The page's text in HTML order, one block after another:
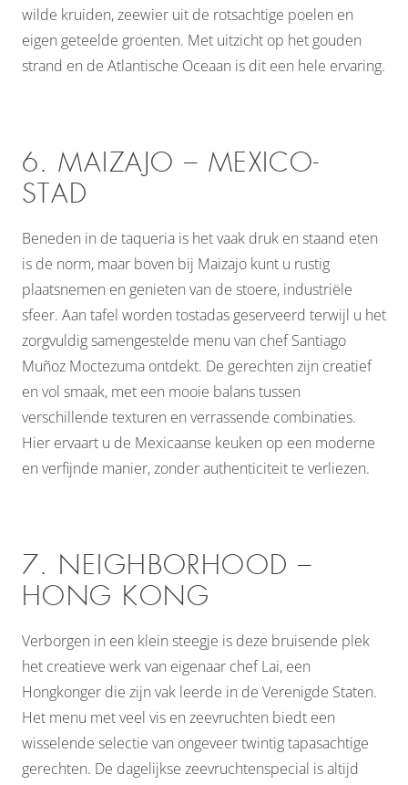
wilde kruiden, zeewier uit de rotsachtige poelen en
eigen geteelde groenten. Met uitzicht op het gouden
strand en de Atlantische Oceaan is dit een hele ervaring.
6. MAIZAJO – MEXICO-
STAD
Beneden in de taqueria is het vaak druk en staand eten
is de norm, maar boven bij Maizajo kunt u rustig
plaatsnemen en genieten van de stoere, industriële
sfeer. Aan tafel worden tostadas geserveerd terwijl u het
zorgvuldig samengestelde menu van chef Santiago
Muñoz Moctezuma ontdekt. De gerechten zijn creatief
en vol smaak, met een mooie balans tussen
verschillende texturen en verrassende combinaties.
Hier ervaart u de Mexicaanse keuken op een moderne
en verfijnde manier, zonder authenticiteit te verliezen.
7. NEIGHBORHOOD –
HONG KONG
Verborgen in een klein steegje is deze bruisende plek
het creatieve werk van eigenaar chef Lai, een
Hongkonger die zijn vak leerde in de Verenigde Staten.
Het menu met veel vis en zeevruchten biedt een
wisselende selectie van ongeveer twintig tapasachtige
gerechten. De dagelijkse zeevruchtenspecial is altijd